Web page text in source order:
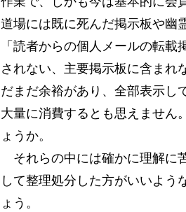
道場には既に死んだ掲示板や幽
「読者からの個人メールの転
されない、主要掲示板に含まれ
だまだ余裕があり、全部表示し
大量に消費するとも思えません
ょうか。
それらの中には確かに理解に
して整理処分した方がいいよう
ょう。